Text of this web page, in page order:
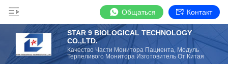
Общаться Контакт
STAR 9 BIOLOGICAL TECHNOLOGY
CO.,LTD.
Качество Части Монитора Пациента, Модуль
Терпеливого Монитора Изготовитель От Китая